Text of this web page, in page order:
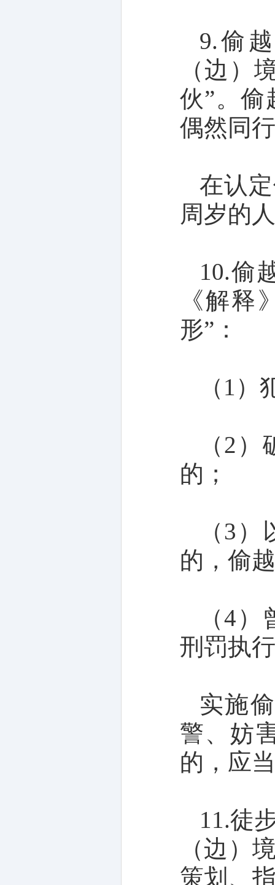
9.偷
（边）
伙”。偷
偶然同
在认
周岁的
10.偷
《解
形”：
（1
（2
的；
（3
的，偷
（4
刑罚执
实施
警、妨
的，应
11.徒
（边）
策划、